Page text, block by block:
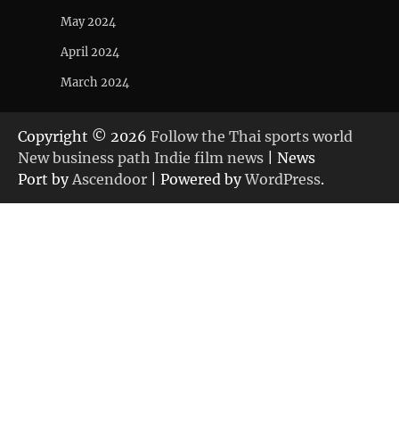
May 2024
April 2024
March 2024
Copyright © 2026 Follow the Thai sports world
New business path Indie film news | News
Port by Ascendoor | Powered byWordPress.